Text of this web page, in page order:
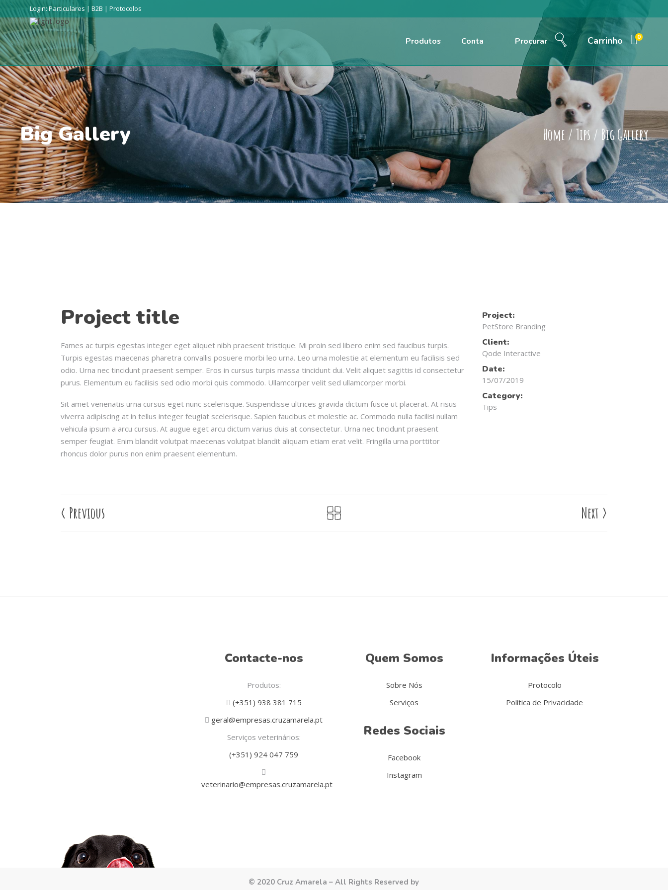
Login:Particulares | B2B | Protocolos
Produtos Conta Procurar Carrinho 0
Big Gallery Home / Tips / Big Gallery
Project title
Fames ac turpis egestas integer eget aliquet nibh praesent tristique. Mi proin sed libero enim sed faucibus turpis.
Turpis egestas maecenas pharetra convallis posuere morbi leo urna. Leo urna molestie at elementum eu facilisis sed
odio. Urna nec tincidunt praesent semper. Eros in cursus turpis massa tincidunt dui. Velit aliquet sagittis id consectetur
purus. Elementum eu facilisis sed odio morbi quis commodo. Ullamcorper velit sed ullamcorper morbi.
Sit amet venenatis urna cursus eget nunc scelerisque. Suspendisse ultrices gravida dictum fusce ut placerat. At risus
viverra adipiscing at in tellus integer feugiat scelerisque. Sapien faucibus et molestie ac. Commodo nulla facilisi nullam
vehicula ipsum a arcu cursus. At augue eget arcu dictum varius duis at consectetur. Urna nec tincidunt praesent
semper feugiat. Enim blandit volutpat maecenas volutpat blandit aliquam etiam erat velit. Fringilla urna porttitor
rhoncus dolor purus non enim praesent elementum.
Project:
PetStore Branding
Client:
Qode Interactive
Date:
15/07/2019
Category:
Tips
< Previous Next >
Contacte-nos
Produtos:
(+351) 938 381 715
geral@empresas.cruzamarela.pt
Serviços veterinários:
(+351) 924 047 759
veterinario@empresas.cruzamarela.pt
Quem Somos
Sobre Nós
Serviços
Redes Sociais
Facebook
Instagram
Informações Úteis
Protocolo
Política de Privacidade
© 2020 Cruz Amarela – All Rights Reserved by